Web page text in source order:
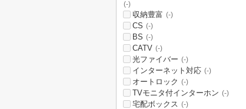
(-)
収納豊富 (-)
CS (-)
BS (-)
CATV (-)
光ファイバー (-)
インターネット対応 (-)
オートロック (-)
TVモニタ付インターホン (-)
宅配ボックス (-)